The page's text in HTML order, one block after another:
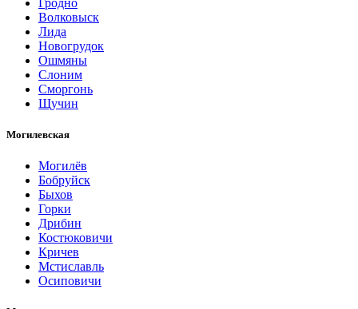
Волковыск
Лида
Новогрудок
Ошмяны
Слоним
Сморгонь
Щучин
Могилевская
Могилёв
Бобруйск
Быхов
Горки
Дрибин
Костюковичи
Кричев
Мстиславль
Осиповичи